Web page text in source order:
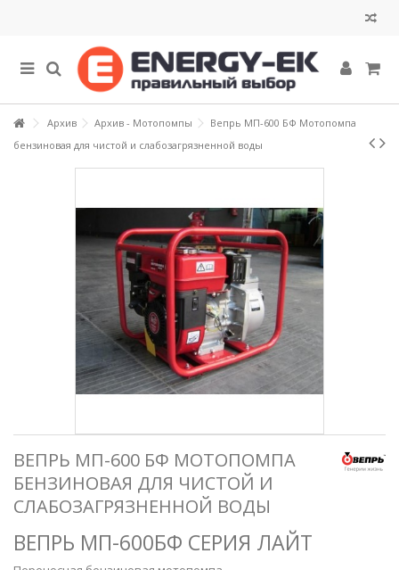
Архив Архив - Мотопомпы
Вепрь МП-600 БФ Мотопомпа
бензиновая для чистой и слабозагрязненной воды
ВЕПРЬ МП-600 БФ МОТОПОМПА
БЕНЗИНОВАЯ ДЛЯ ЧИСТОЙ И
СЛАБОЗАГРЯЗНЕННОЙ ВОДЫ
ВЕПРЬ МП-600БФ СЕРИЯ ЛАЙТ